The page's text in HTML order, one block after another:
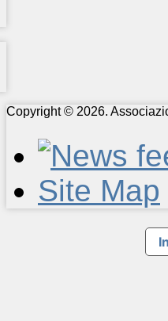
Copyright © 2026.
Site Map